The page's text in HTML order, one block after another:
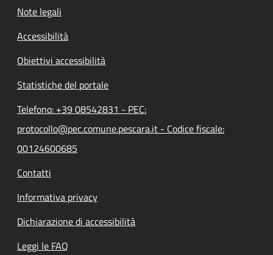
Note legali
Accessibilità
Obiettivi accessibilità
Statistiche del portale
Telefono: +39 08542831 - PEC:
protocollo@pec.comune.pescara.it - Codice fiscale:
00124600685
Contatti
Informativa privacy
Dichiarazione di accessibilità
Leggi le FAQ